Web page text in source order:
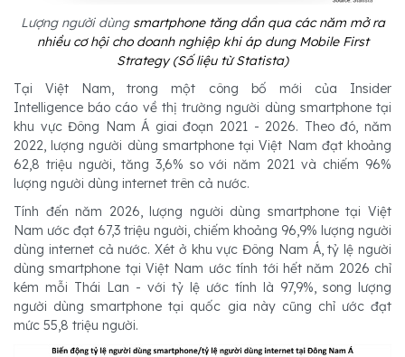
Lượng người dùng smartphone tăng dần qua các năm mở ra
nhiều cơ hội cho doanh nghiệp khi áp dung Mobile First
Strategy (Số liệu từ Statista)
Tại Việt Nam, trong một công bố mới của Insider
Intelligence báo cáo về thị trường người dùng smartphone tại
khu vực Đông Nam Á giai đoạn 2021 - 2026. Theo đó, năm
2022, lượng người dùng smartphone tại Việt Nam đạt khoảng
62,8 triệu người, tăng 3,6% so với năm 2021 và chiếm 96%
lượng người dùng internet trên cả nước.
Tính đến năm 2026, lượng người dùng smartphone tại Việt
Nam ước đạt 67,3 triệu người, chiếm khoảng 96,9% lượng người
dùng internet cả nước. Xét ở khu vực Đông Nam Á, tỷ lệ người
dùng smartphone tại Việt Nam ước tính tới hết năm 2026 chỉ
kém mỗi Thái Lan - với tỷ lệ ước tính là 97,9%, song lượng
người dùng smartphone tại quốc gia này cũng chỉ ước đạt
mức 55,8 triệu người.